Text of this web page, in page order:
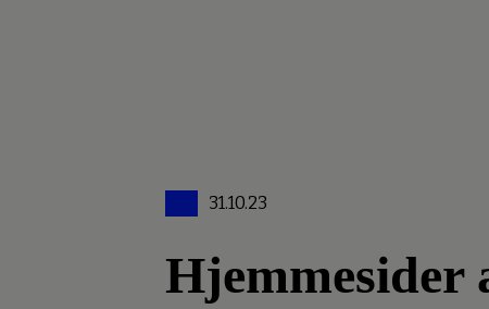
31.10.23
Hjemmesider